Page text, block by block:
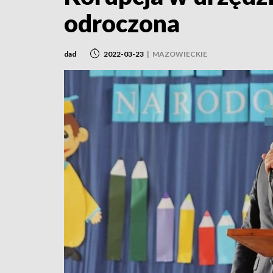
odroczona
dad 2022-03-23 | MAZOWIECKIE